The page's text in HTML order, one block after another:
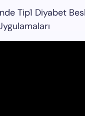
Tip1 Diyabet